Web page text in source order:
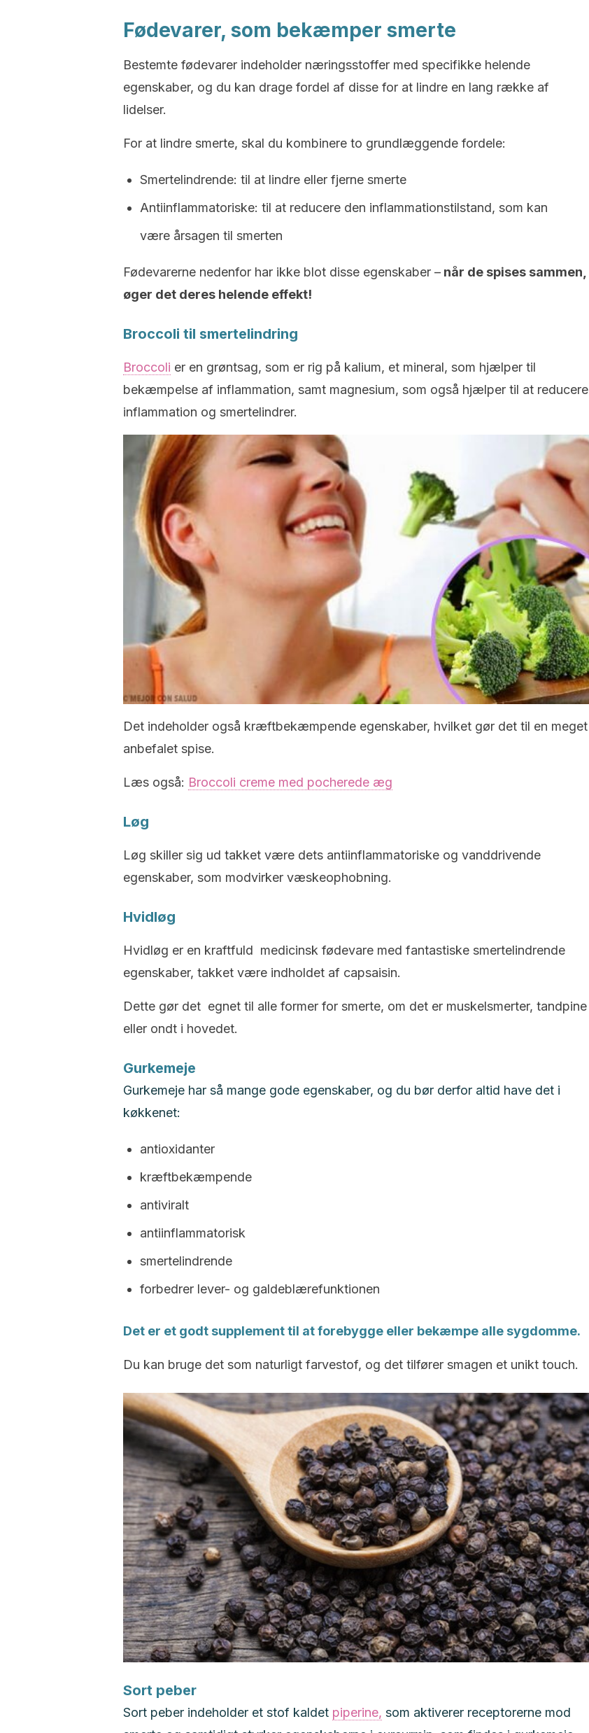
Fødevarer, som bekæmper smerte
Bestemte fødevarer indeholder næringsstoffer med specifikke helende
egenskaber, og du kan drage fordel af disse for at lindre en lang række af
lidelser.
For at lindre smerte, skal du kombinere to grundlæggende fordele:
Smertelindrende: til at lindre eller fjerne smerte
Antiinflammatoriske: til at reducere den inflammationstilstand, som kan
være årsagen til smerten
Fødevarerne nedenfor har ikke blot disse egenskaber – når de spises sammen,
øger det deres helende effekt!
Broccoli til smertelindring
Broccoli er en grøntsag, som er rig på kalium, et mineral, som hjælper til
bekæmpelse af inflammation, samt magnesium, som også hjælper til at reducere
inflammation og smertelindrer.
Det indeholder også kræftbekæmpende egenskaber, hvilket gør det til en meget
anbefalet spise.
Læs også: Broccoli creme med pocherede æg
Løg
Løg skiller sig ud takket være dets antiinflammatoriske og vanddrivende
egenskaber, som modvirker væskeophobning.
Hvidløg
Hvidløg er en kraftfuld medicinsk fødevare med fantastiske smertelindrende
egenskaber, takket være indholdet af capsaisin.
Dette gør det egnet til alle former for smerte, om det er muskelsmerter, tandpine
eller ondt i hovedet.
Gurkemeje
Gurkemeje har så mange gode egenskaber, og du bør derfor altid have det i
køkkenet:
antioxidanter
kræftbekæmpende
antiviralt
antiinflammatorisk
smertelindrende
forbedrer lever- og galdeblærefunktionen
Det er et godt supplement til at forebygge eller bekæmpe alle sygdomme.
Du kan bruge det som naturligt farvestof, og det tilfører smagen et unikt touch.
Sort peber
Sort peber indeholder et stof kaldet piperine, som aktiverer receptorerne mod